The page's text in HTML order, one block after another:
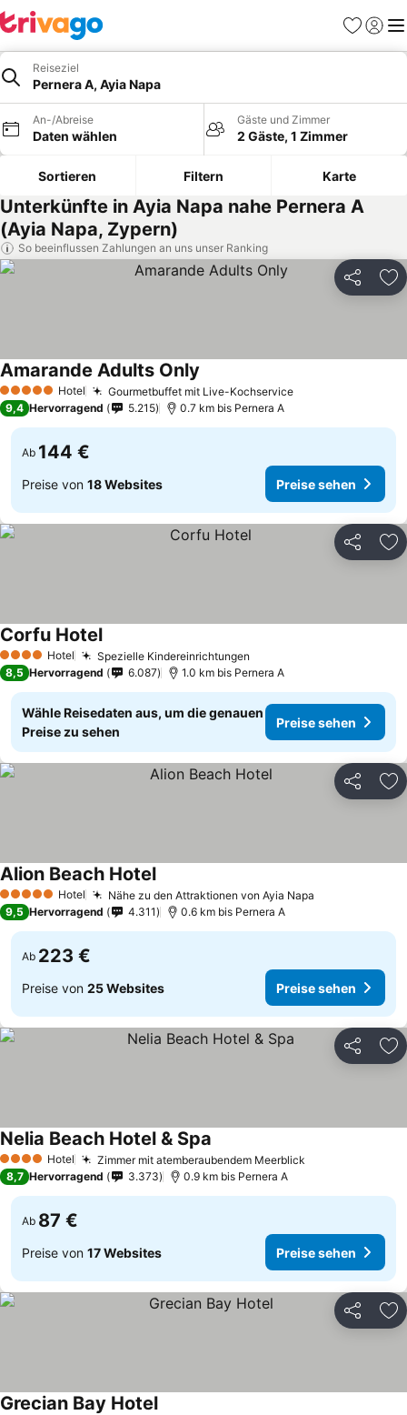
Favoriten
Reiseziel
Pernera A, Ayia Napa
An-/Abreise
Daten wählen
Gäste und Zimmer
2 Gäste, 1 Zimmer
Sortieren Filtern Karte
Unterkünfte in Ayia Napa nahe Pernera A
(Ayia Napa, Zypern)
So beeinflussen Zahlungen an uns unser Ranking
Teilen
5 Sterne Hotel Gourmetbuffet mit Live-Kochservice
Amarande Adults Only
9,4 Hervorragend 5.215 0.7 km bis Pernera A
Ab 144 €
Preise von 18 Websites Preise sehen
Teilen
4 Sterne Hotel Spezielle Kindereinrichtungen
Corfu Hotel
8,5 Hervorragend 6.087 1.0 km bis Pernera A
Wähle Reisedaten aus, um die genauen
Preise zu sehen
Preise sehen
Teilen
5 Sterne Hotel Nähe zu den Attraktionen von Ayia Napa
Alion Beach Hotel
9,5 Hervorragend 4.311 0.6 km bis Pernera A
Ab 223 €
Preise von 25 Websites Preise sehen
Teilen
4 Sterne Hotel Zimmer mit atemberaubendem Meerblick
Nelia Beach Hotel & Spa
8,7 Hervorragend 3.373 0.9 km bis Pernera A
Ab 87 €
Preise von 17 Websites Preise sehen
Teilen
Grecian Bay Hotel